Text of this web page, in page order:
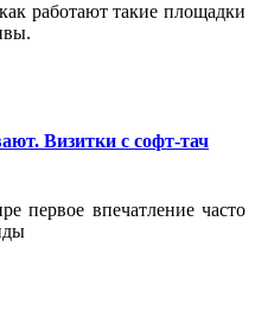
работают такие площадки
Визитки с софт-тач
первое впечатление часто